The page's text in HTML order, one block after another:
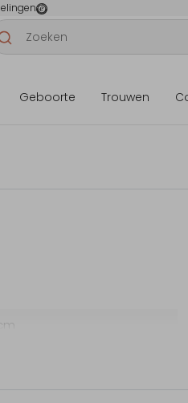
Geboorte Trouwen